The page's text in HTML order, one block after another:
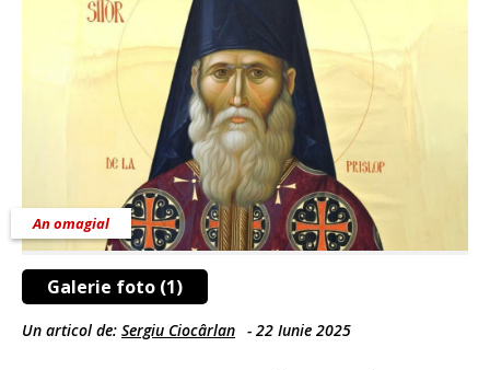
Galerie foto (1)
An omagial
Un articol de: Sergiu Ciocârlan - 22 Iunie 2025